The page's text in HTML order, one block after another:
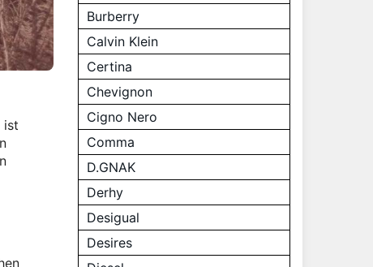
ist
Burberry
Calvin Klein
Certina
Chevignon
Cigno Nero
Comma
D.GNAK
Derhy
Desigual
Desires